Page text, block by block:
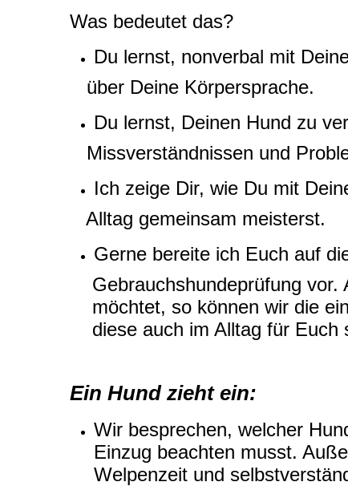
Was bedeutet das?
Du lernst, nonverbal mit
über Deine Körpersprache.
Du lernst, Deinen Hund zu
Missverständnissen und
Ich zeige Dir, wie Du mit
Alltag gemeinsam meisterst.
Gerne bereite ich Euch auf
Gebrauchshundeprüfung vor.
möchtet, so können wir die
diese auch im Alltag für Euch
Ein Hund zieht ein:
Wir besprechen, welcher
Einzug beachten musst.
Welpenzeit und